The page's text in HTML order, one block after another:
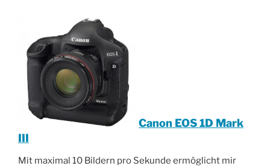
Canon EOS 1D Mark
III
Mit maximal 10 Bildern pro Sekunde ermöglicht mir